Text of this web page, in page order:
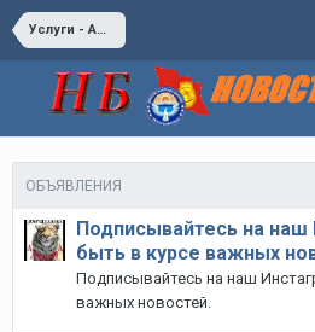
Услуги - Авто-Мото-Вело
ОБЪЯВЛЕНИЯ
Подписывайтесь на наш
быть в курсе важных
Подписывайтесь на наш
важных новостей.